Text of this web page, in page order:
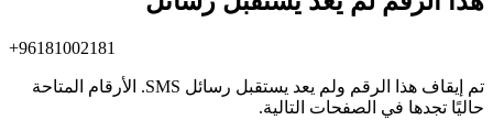
+96181002181
تم إيقاف هذا الرقم ولم يعد يستقبل رسائل SMS. الأرقام المتاحة
حاليًا تجدها في الصفحات التالية.